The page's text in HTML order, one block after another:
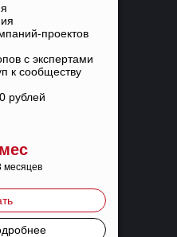
проектов
с экспертами
к сообществу
рублей
месяцев